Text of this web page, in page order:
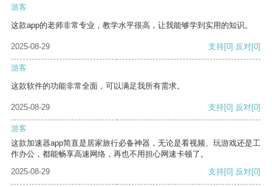
游客
这款app的老师非常专业，教学水平很高，让我能够学到实用的知识。
2025-08-29 支持[0] 反对[0]
游客
这款软件的功能非常全面，可以满足我所有需求。
2025-08-29 支持[0] 反对[0]
游客
这款加速器app简直是居家旅行必备神器，无论是看视频、玩游戏还是工
作办公，都能畅享高速网络，再也不用担心网速卡顿了。
2025-08-29
支持[0] 反对[0]